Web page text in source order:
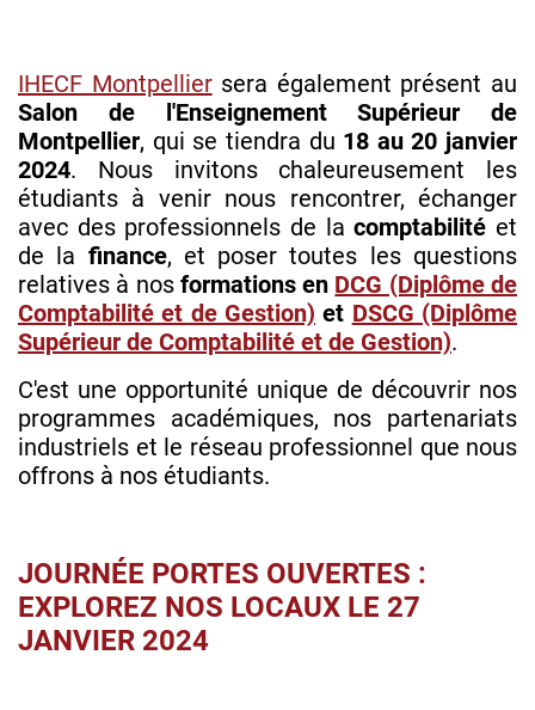
IHECF Montpelliersera également présent au
Salon de l'Enseignement Supérieur de
Montpellier, qui se tiendra du 18 au 20 janvier
2024. Nous invitons chaleureusement les
étudiants à venir nous rencontrer, échanger
avec des professionnels de lacomptabilité et
de la finance, et poser toutes les questions
relatives à nos formations en DCG (Diplôme de
Comptabilité et de Gestion) et DSCG (Diplôme
Supérieur de Comptabilité et de Gestion).
C'est une opportunité unique de découvrir nos
programmes académiques, nos partenariats
industriels et le réseau professionnel que nous
offrons à nos étudiants.
JOURNÉE PORTES OUVERTES :
EXPLOREZ NOS LOCAUX LE 27
JANVIER 2024